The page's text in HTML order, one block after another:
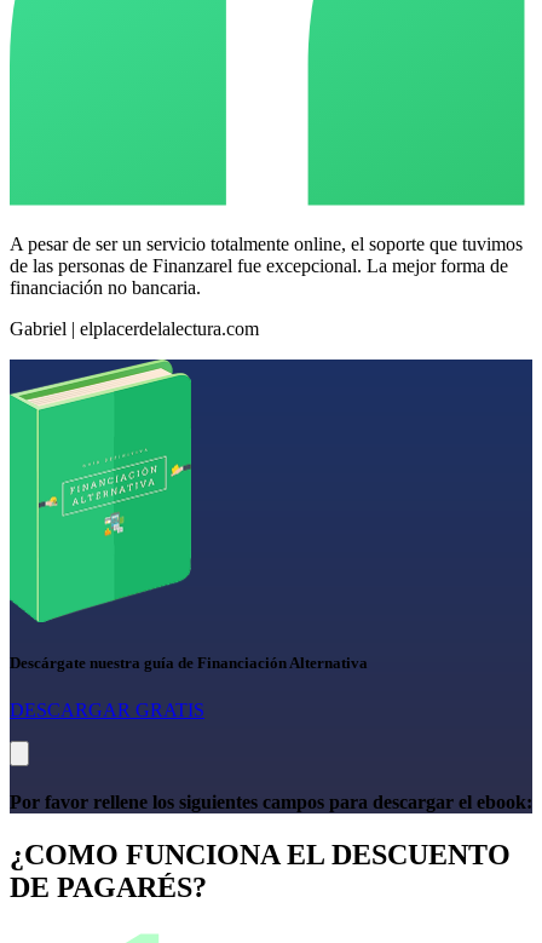
A pesar de ser un servicio totalmente online, el soporte que tuvimos
de las personas de Finanzarel fue excepcional. La mejor forma de
financiación no bancaria.
Gabriel | elplacerdelalectura.com
Descárgate nuestra guía de Financiación Alternativa
DESCARGAR GRATIS
Por favor rellene los siguientes campos para descargar el ebook:
¿COMO FUNCIONA EL DESCUENTO
DE PAGARÉS?